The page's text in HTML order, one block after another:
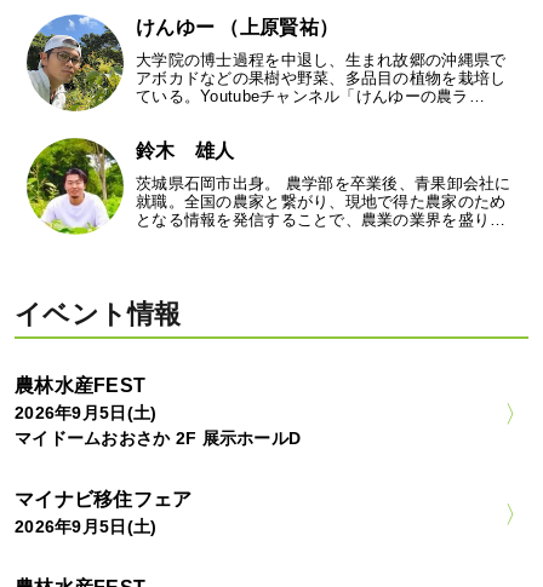
けんゆー （上原賢祐）
大学院の博士過程を中退し、生まれ故郷の沖縄県で
アボカドなどの果樹や野菜、多品目の植物を栽培し
ている。Youtubeチャンネル「けんゆーの農ラ…
鈴木 雄人
茨城県石岡市出身。 農学部を卒業後、青果卸会社に
就職。全国の農家と繋がり、現地で得た農家のため
となる情報を発信することで、農業の業界を盛り…
イベント情報
農林水産FEST
2026年9月5日(土)
マイドームおおさか 2F 展示ホールD
マイナビ移住フェア
2026年9月5日(土)